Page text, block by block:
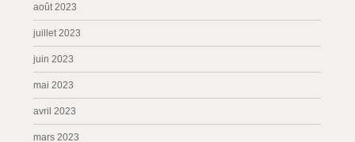
août 2023
juillet 2023
juin 2023
mai 2023
avril 2023
mars 2023